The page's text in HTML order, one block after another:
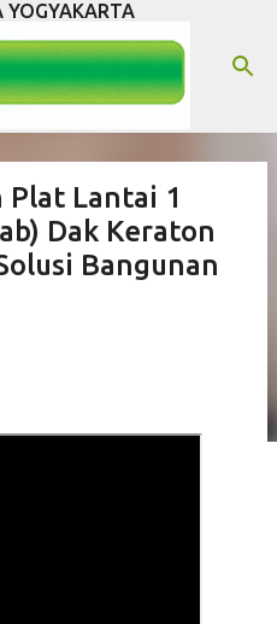
YOGYAKARTA
Plat Lantai 1
Dak Keraton
Bangunan